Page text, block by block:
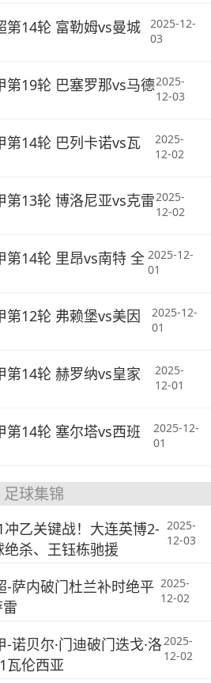
第14轮 富勒姆vs曼城
2025-12-
03
第19轮 巴塞罗那vs马德2025-
12-03
第14轮 巴列卡诺vs瓦
2025-
12-02
第13轮 博洛尼亚vs克雷2025-
12-02
第14轮 里昂vs南特 全 2025-12-
01
第12轮 弗赖堡vs美因
2025-12-
01
第14轮 赫罗纳vs皇家
2025-
12-01
第14轮 塞尔塔vs西班
2025-12-
01
足球集锦
乙关键战！大连英博2-
杀、王钰栋驰援
2025-
12-03
-萨内破门杜兰补时绝平 2025-
12-02
诺贝尔·门迪破门迭戈·洛
瓦伦西亚
2025-
12-02